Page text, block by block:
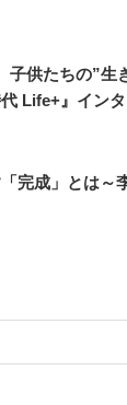
供たちの”生
Life+』インタ
完成」とは～